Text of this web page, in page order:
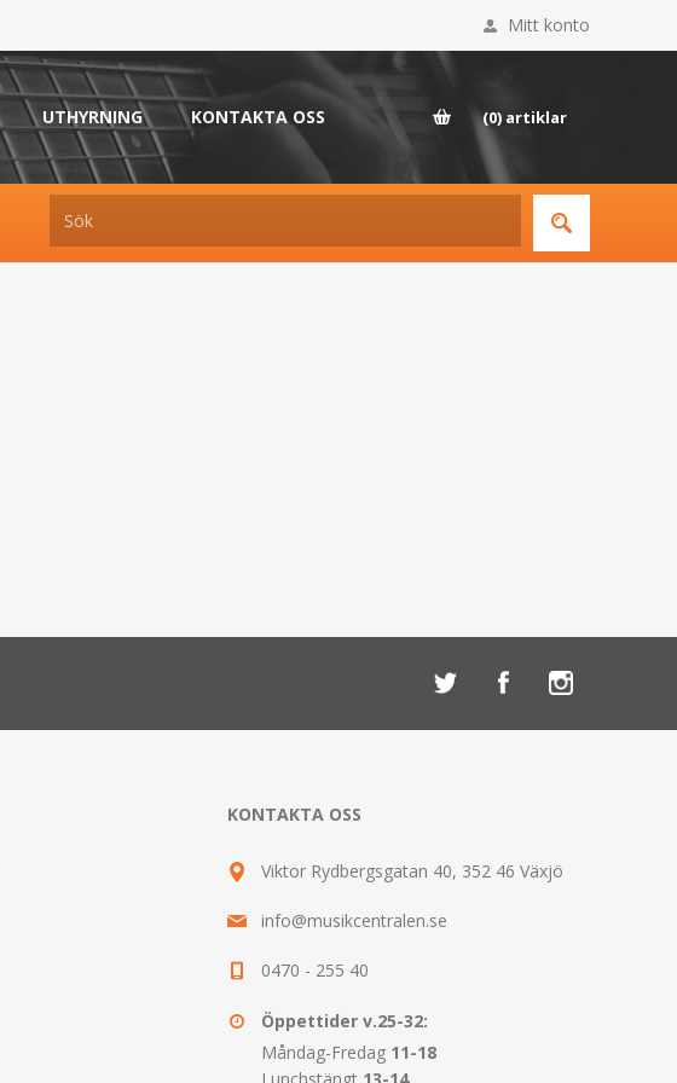
Mitt konto
UTHYRNING KONTAKTA OSS (0) artiklar
KONTAKTA OSS
Viktor Rydbergsgatan 40, 352 46 Växjö
info@musikcentralen.se
0470 - 255 40
Öppettider v.25-32:
Måndag-Fredag 11-18